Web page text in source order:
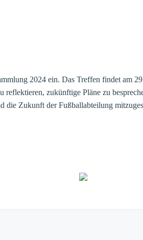
2024 ein. Das Treffen findet am
reflektieren, zukünftige Pläne zu
die Zukunft der Fußballabteilung